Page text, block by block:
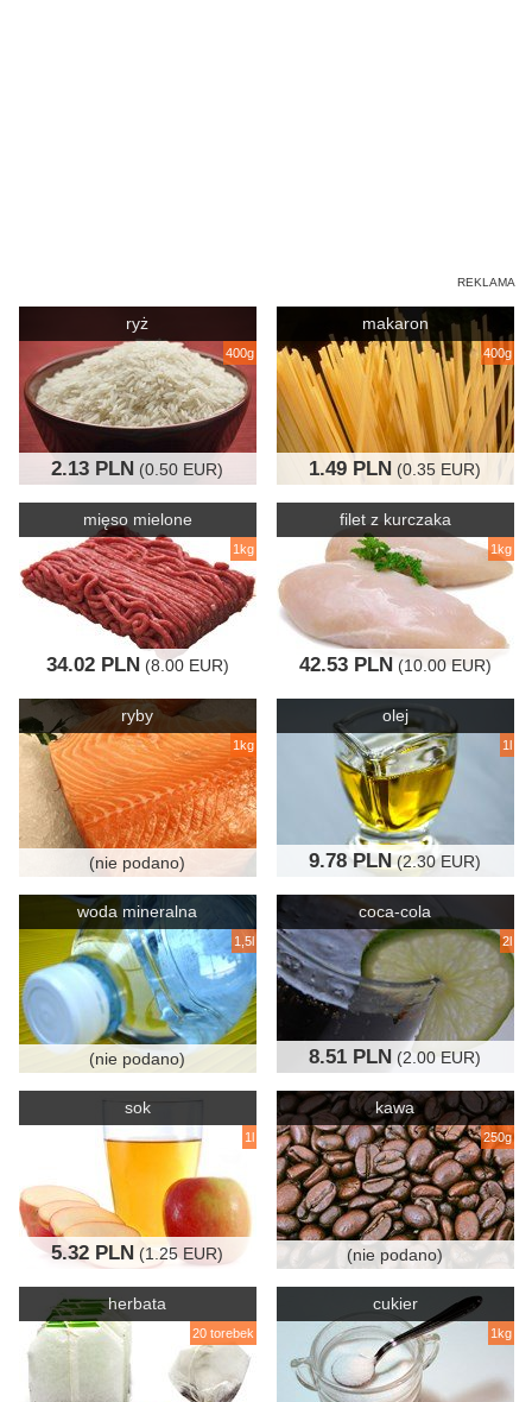
ryż
400g
2.13 PLN (0.50 EUR)
makaron
400g
1.49 PLN (0.35 EUR)
mięso mielone
1kg
34.02 PLN (8.00 EUR)
filet z kurczaka
1kg
42.53 PLN (10.00 EUR)
ryby
1kg
(nie podano)
olej
1l
9.78 PLN(2.30 EUR)
woda mineralna
1,5l
(nie podano)
coca-cola
2l
8.51 PLN (2.00 EUR)
sok
1l
5.32 PLN (1.25 EUR)
kawa
250g
(nie podano)
herbata
20 torebek
cukier
1kg